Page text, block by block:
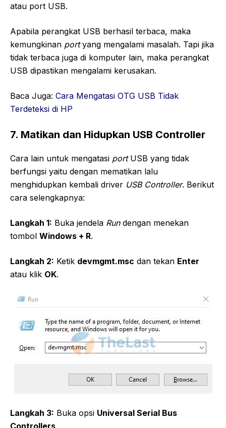
atau port USB.
Apabila perangkat USB berhasil terbaca, maka
kemungkinan portyang mengalami masalah. Tapi jika
tidak terbaca juga di komputer lain, maka perangkat
USB dipastikan mengalami kerusakan.
Baca Juga: Cara Mengatasi OTG USB Tidak
Terdeteksi di HP
7. Matikan dan Hidupkan USB Controller
Cara lain untuk mengatasi portUSB yang tidak
berfungsi yaitu dengan mematikan lalu
menghidupkan kembali driver USB Controller. Berikut
cara selengkapnya:
Langkah 1: Buka jendela Rundengan menekan
tombol Windows + R.
Langkah 2: Ketik devmgmt.msc dan tekan Enter
atau klik OK.
Langkah 3: Buka opsi Universal Serial Bus
Controllers